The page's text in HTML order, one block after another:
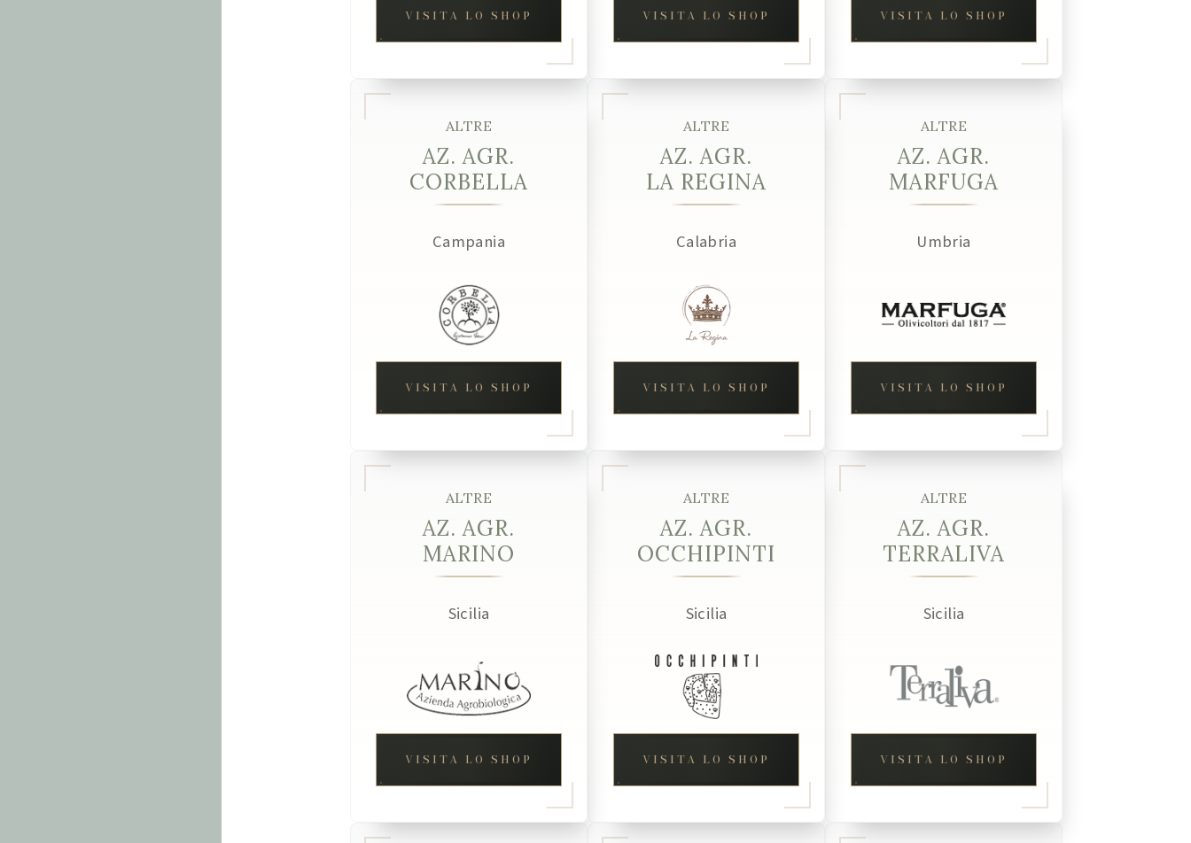
VISITA LO SHOP VISITA LO SHOP VISITA LO SHOP
ALTRE
AZ. AGR.
CORBELLA
Campania
VISITA LO SHOP
ALTRE
AZ. AGR.
LA REGINA
Calabria
VISITA LO SHOP
ALTRE
AZ. AGR.
MARFUGA
Umbria
VISITA LO SHOP
ALTRE
AZ. AGR.
MARINO
Sicilia
VISITA LO SHOP
ALTRE
AZ. AGR.
OCCHIPINTI
Sicilia
VISITA LO SHOP
ALTRE
AZ. AGR.
TERRALIVA
Sicilia
VISITA LO SHOP